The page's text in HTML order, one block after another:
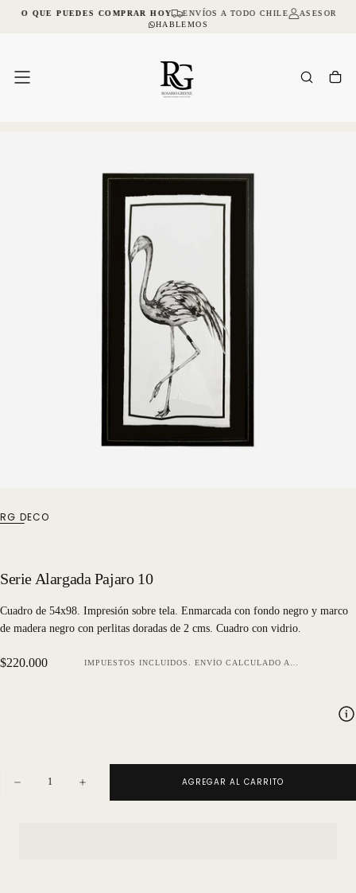
SALTAR
LO QUE PUEDES COMPRAR HOY ENVÍOS A TODO CHILE
ASESORIA
HABLEMOS
RG DECO
Serie Alargada Pajaro 10
Cuadro de 54x98. Impresión sobre tela. Enmarcada con fondo negro y marco
de madera negro con perlitas doradas de 2 cms. Cuadro con vidrio.
Precio
$220.000 IMPUESTOS INCLUIDOS. ENVÍO CALCULADO AL FINALIZAR LA COMPRA.
Disminuir
Aumentar
cantidad
AGREGAR AL CARRITO